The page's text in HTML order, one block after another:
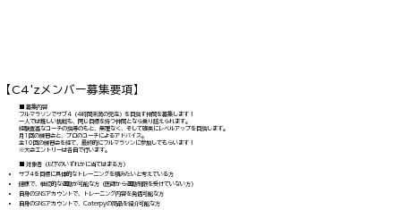
【C4'zメンバー募集要項】
■ 募集内容
フルマラソンでサブ4（4時間未満の完走）を目指す仲間を募集します！
一人では難しい挑戦も、同じ目標を持つ仲間となら乗り越えられます。
経験豊富なコーチの指導のもと、無理なく、そして確実にレベルアップを目指します。
月1回の練習会と、プロのコーチによるアドバイス。
全10回の練習会を経て、最終的にフルマラソンに参加してもらいます！
※大会エントリーは各自で行います。
■ 対象者（以下のいずれかに当てはまる方）
サブ4を目標に具体的なトレーニングを積みたいと考えている方
健康で、継続的な運動が可能な方（医師から運動制限を受けていない方）
自身のSNSアカウントで、トレーニング内容を発信可能な方
自身のSNSアカウントで、Caterpyの商品を紹介可能な方